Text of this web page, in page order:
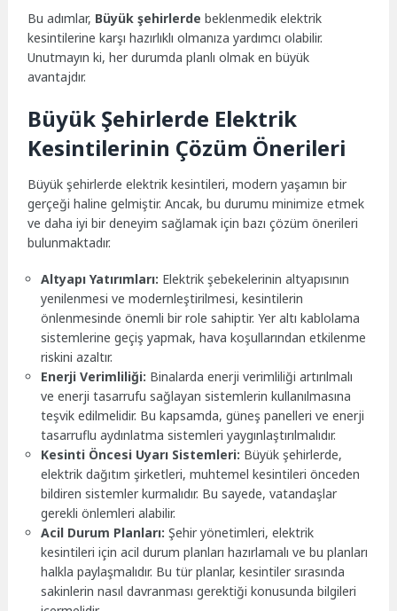
Bu adımlar, Büyük şehirlerde beklenmedik elektrik
kesintilerine karşı hazırlıklı olmanıza yardımcı olabilir.
Unutmayın ki, her durumda planlı olmak en büyük
avantajdır.
Büyük Şehirlerde Elektrik
Kesintilerinin Çözüm Önerileri
Büyük şehirlerde elektrik kesintileri, modern yaşamın bir
gerçeği haline gelmiştir. Ancak, bu durumu minimize etmek
ve daha iyi bir deneyim sağlamak için bazı çözüm önerileri
bulunmaktadır.
Altyapı Yatırımları: Elektrik şebekelerinin altyapısının
yenilenmesi ve modernleştirilmesi, kesintilerin
önlenmesinde önemli bir role sahiptir. Yer altı kablolama
sistemlerine geçiş yapmak, hava koşullarından etkilenme
riskini azaltır.
Enerji Verimliliği: Binalarda enerji verimliliği artırılmalı
ve enerji tasarrufu sağlayan sistemlerin kullanılmasına
teşvik edilmelidir. Bu kapsamda, güneş panelleri ve enerji
tasarruflu aydınlatma sistemleri yaygınlaştırılmalıdır.
Kesinti Öncesi Uyarı Sistemleri: Büyük şehirlerde,
elektrik dağıtım şirketleri, muhtemel kesintileri önceden
bildiren sistemler kurmalıdır. Bu sayede, vatandaşlar
gerekli önlemleri alabilir.
Acil Durum Planları: Şehir yönetimleri, elektrik
kesintileri için acil durum planları hazırlamalı ve bu planları
halkla paylaşmalıdır. Bu tür planlar, kesintiler sırasında
sakinlerin nasıl davranması gerektiği konusunda bilgileri